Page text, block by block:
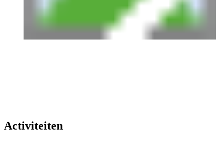
Activiteiten